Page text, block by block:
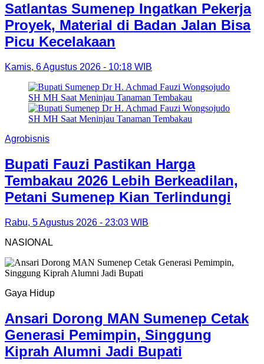
Satlantas Sumenep Ingatkan Pekerja
Proyek, Material di Badan Jalan Bisa
Picu Kecelakaan
Kamis, 6 Agustus 2026 - 10:18 WIB
Agrobisnis
Bupati Fauzi Pastikan Harga
Tembakau 2026 Lebih Berkeadilan,
Petani Sumenep Kian Terlindungi
Rabu, 5 Agustus 2026 - 23:03 WIB
NASIONAL
Gaya Hidup
Ansari Dorong MAN Sumenep Cetak
Generasi Pemimpin, Singgung
Kiprah Alumni Jadi Bupati